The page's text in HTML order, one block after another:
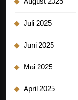
Juli 2025
Juni 2025
Mai 2025
April 2025